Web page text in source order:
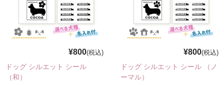
¥800(税込)
ドッグ シルエット シール
（和）
¥800(税込)
ドッグ シルエット シール （ノ
ーマル）